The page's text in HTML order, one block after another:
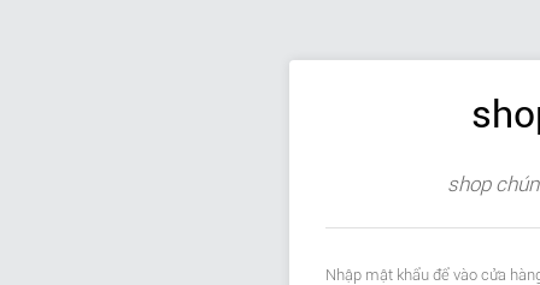
shop
Nhập mật khẩu để vào cửa